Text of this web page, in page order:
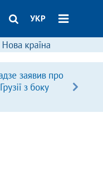
УКР
Нова країна
заявив про
з боку